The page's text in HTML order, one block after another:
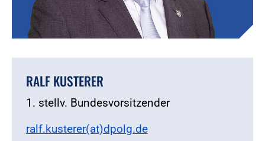
RALF KUSTERER
1. stellv. Bundesvorsitzender
ralf.kusterer(at)dpolg.de